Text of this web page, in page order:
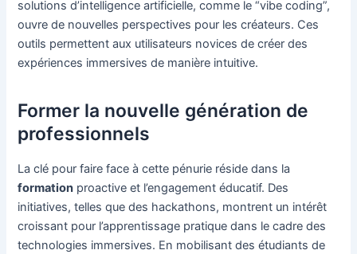
solutions d’intelligence artificielle, comme le “vibe coding”,
ouvre de nouvelles perspectives pour les créateurs. Ces
outils permettent aux utilisateurs novices de créer des
expériences immersives de manière intuitive.
Former la nouvelle génération de
professionnels
La clé pour faire face à cette pénurie réside dans la
formation proactive et l’engagement éducatif. Des
initiatives, telles que des hackathons, montrent un intérêt
croissant pour l’apprentissage pratique dans le cadre des
technologies immersives. En mobilisant des étudiants de